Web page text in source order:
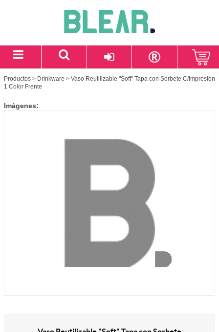
Productos > Drinkware > Vaso Reutilizable "Soft" Tapa con Sorbete C/Impresión
1 Color Frente
Imágenes: